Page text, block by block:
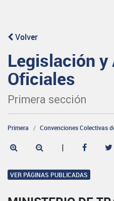
Volver
Legislación y
Oficiales
Primera sección
Primera Convenciones Colectivas
|
VER PÁGINAS PUBLICADAS